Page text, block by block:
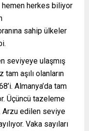
hemen herkes biliyor
sahip ülkeler
seviyeye ulaşmış
aşılı olanların
Almanya’da tam
Üçüncü tazeleme
Arzu edilen seviye
Vaka sayıları